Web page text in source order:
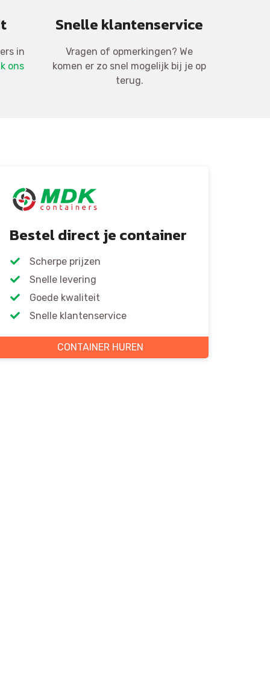
in
ons
Snelle klantenservice
Vragen of opmerkingen? We
komen er zo snel mogelijk bij je op
terug.
Bestel direct je container
Scherpe prijzen
Snelle levering
Goede kwaliteit
Snelle klantenservice
CONTAINER HUREN